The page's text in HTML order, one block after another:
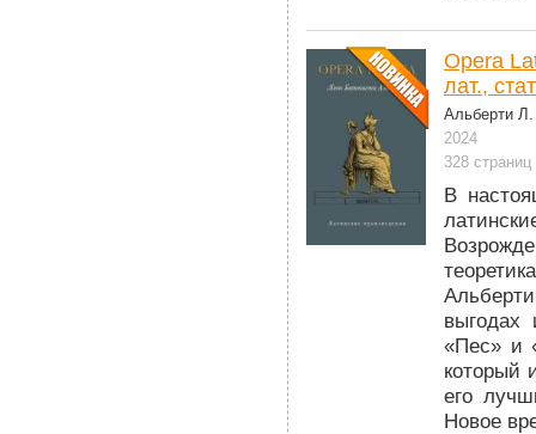
Opera
лат.,
Альберти
2024
328 страниц
В
выгодах
«Пес» и
который
его
Новое